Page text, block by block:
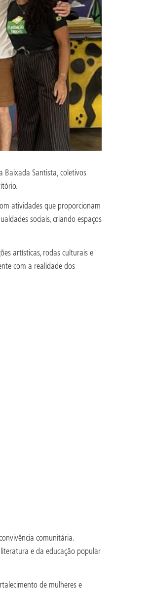
Baixada Santista, coletivos
atividades que proporcionam
sociais, criando espaços
artísticas, rodas culturais e
com a realidade dos
comunitária.
e da educação popular
de mulheres e